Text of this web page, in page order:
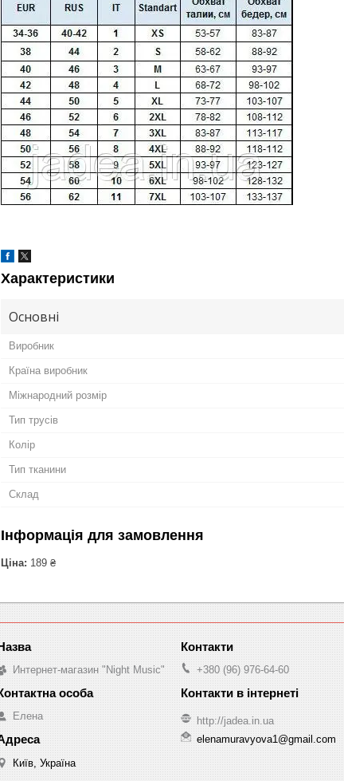
Характеристики
Основні
Виробник
Країна виробник
Міжнародний розмір
Тип трусів
Колір
Тип тканини
Склад
Інформація для замовлення
Ціна: 189 ₴
Интернет-магазин "Night Music"
Елена
Київ, Україна
+380 (96) 976-64-60
http://jadea.in.ua
elenamuravyova1@gmail.com